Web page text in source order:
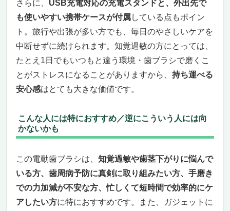
さらに、 USB充電対応の充電スタンドと、外出先で
も使いやすい携帯ケースが付属している点もポイン
ト。旅行や出張が多い方でも、毎日のやさしいケアを
中断せずに続けられます。知覚過敏の方にとっては、
たとえ1日でもいつもと違う環境・歯ブラシで磨くこ
とがストレスになることがありますから、 持ち運べる
安心感はとても大きな価値です。
こんな人には特におすすめ／逆にこういう人には向
かないかも
この電動歯ブラシは、 知覚過敏や歯茎下がりに悩んで
いる方、歯周病予防に真剣に取り組みたい方、手磨き
での力加減が不安な方、忙しくて短時間で効率的にケ
アしたい方に特におすすめです。また、ガジェットに